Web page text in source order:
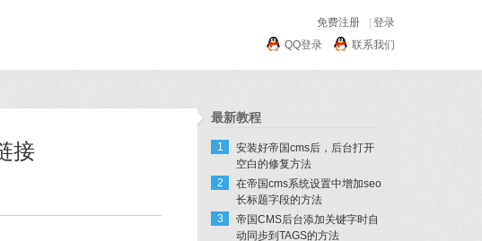
免费注册
登录
QQ登录
联系我们
接
最新教程
1
安装好帝国cms后，后台打开
空白的修复方法
2
在帝国cms系统设置中增加seo
长标题字段的方法
3
帝国CMS后台添加关键字时自
动同步到TAGS的方法